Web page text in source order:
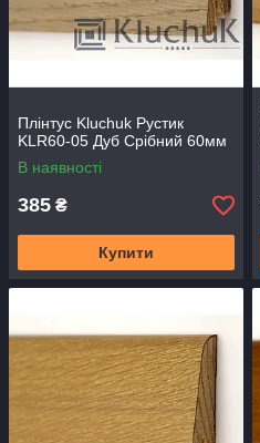
Плінтус Kluchuk Рустик
KLR60-05 Дуб Срібний 60мм
В наявності
385 ₴
Купити